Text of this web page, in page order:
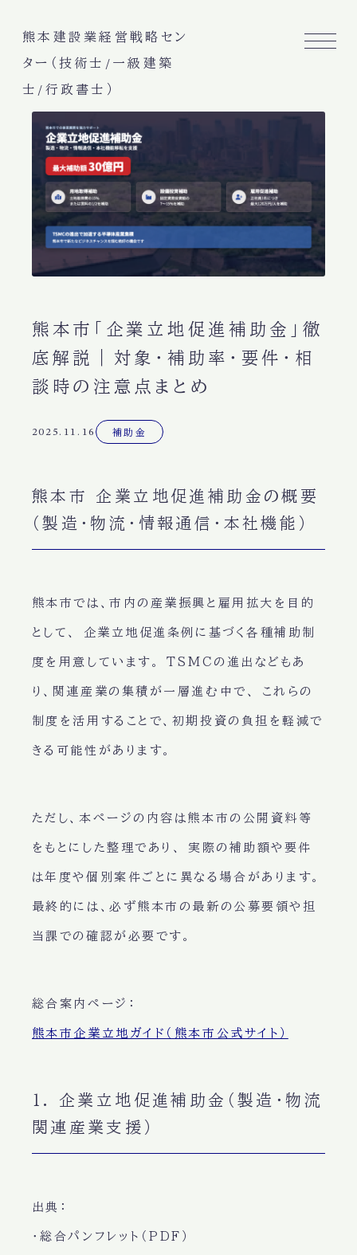
熊本建設業経営戦略セン
ター（技術士/一級建築
士/行政書士）
熊本市「企業立地促進補助金」徹
底解説｜対象・補助率・要件・相
談時の注意点まとめ
2025.11.16 補助金
熊本市 企業立地促進補助金の概要
（製造・物流・情報通信・本社機能）
熊本市では、市内の産業振興と雇用拡大を目的
として、 企業立地促進条例に基づく各種補助制
度を用意しています。 TSMCの進出などもあ
り、関連産業の集積が一層進む中で、 これらの
制度を活用することで、初期投資の負担を軽減で
きる可能性があります。
ただし、本ページの内容は熊本市の公開資料等
をもとにした整理であり、 実際の補助額や要件
は年度や個別案件ごとに異なる場合があります。
最終的には、必ず熊本市の最新の公募要領や担
当課での確認が必要です。
総合案内ページ：
熊本市企業立地ガイド（熊本市公式サイト）
1. 企業立地促進補助金（製造・物流
関連産業支援）
出典：
・総合パンフレット（PDF）